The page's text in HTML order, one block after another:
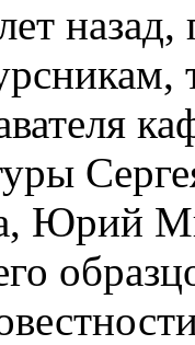
назад,
Юрий